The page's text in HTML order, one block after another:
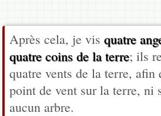
Après cela, je visquatre
quatre coins de la terre; ils
quatre vents de la terre,
point de vent sur la terre, ni
aucun arbre.